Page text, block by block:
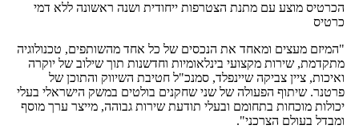
הכרטיס מוצע עם מתנת הצטרפות ייחודית ושנה ראשונה ללא דמי
כרטיס
"המיזם מעצים ומאחד את הנכסים של כל אחד מהשותפים, טכנולוגיה
מתקדמת, שירות מקצועי בינלאומיות וחדשנות תוך שילוב של יוקרה
ואיכות, ציין צביקה שיינפלד, סמנכ"ל חטיבת השיווק והתוכן של
פרטנר. שיתוף הפעולה של שני שחקנים בולטים במשק הישראלי בעלי
יכולות מוכחות בתחומם ובעלי תודעת שירות גבוהה, מייצר ערך מוסף
ומבדל בעולם הצרכני".